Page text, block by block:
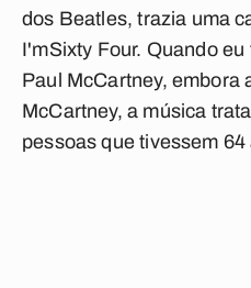
dos Beatles, trazia uma
I'mSixty Four. Quando eu
Paul McCartney, embora
McCartney, a música
pessoas que tivessem 64